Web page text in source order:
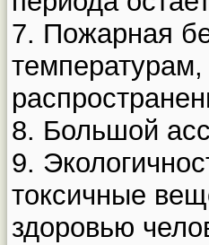
7. Пожарная
8. Большой
9.
токсичные
здоровью